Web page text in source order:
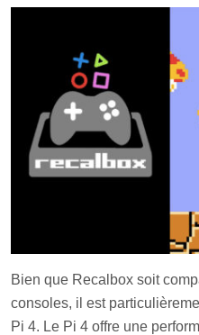
Bien que Recalbox soit
consoles, il est
Pi 4. Le Pi 4 offre une